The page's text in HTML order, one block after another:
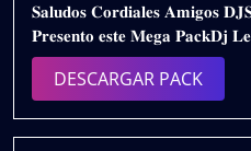
de
2024
𝐒𝐚𝐥𝐮𝐝𝐨𝐬 𝐂𝐨𝐫𝐝𝐢𝐚𝐥𝐞𝐬 𝐀𝐦𝐢𝐠𝐨𝐬
𝐏𝐫𝐞𝐬𝐞𝐧𝐭𝐨 𝐞𝐬𝐭𝐞 𝐌𝐞𝐠𝐚 𝐏𝐚𝐜𝐤𝐃𝐣
DESCARGAR PACK
PACK